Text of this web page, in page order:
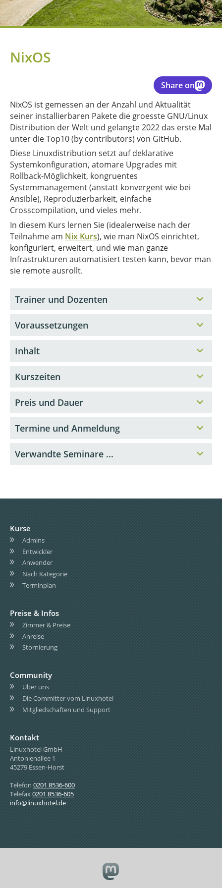
NixOS
Share on
NixOS ist gemessen an der Anzahl und Aktualität
seiner installierbaren Pakete die groesste GNU/Linux
Distribution der Welt und gelangte 2022 das erste Mal
unter die Top10 (by contributors) von GitHub.
Diese Linuxdistribution setzt auf deklarative
Systemkonfiguration, atomare Upgrades mit
Rollback-Möglichkeit, kongruentes
Systemmanagement (anstatt konvergent wie bei
Ansible), Reproduzierbarkeit, einfache
Crosscompilation, und vieles mehr.
In diesem Kurs lernen Sie (idealerweise nach der
Teilnahme am Nix Kurs), wie man NixOS einrichtet,
konfiguriert, erweitert, und wie man ganze
Infrastrukturen automatisiert testen kann, bevor man
sie remote ausrollt.
Trainer und Dozenten
Voraussetzungen
Inhalt
Kurszeiten
Preis und Dauer
Termine und Anmeldung
Verwandte Seminare ...
Kurse
Admins
Entwickler
Anwender
Nach Kategorie
Terminplan
Preise & Infos
Zimmer & Preise
Anreise
Stornierung
Community
Über uns
Die Committer vom Linuxhotel
Mitgliedschaften und Support
Kontakt
Linuxhotel GmbH
Antonienallee 1
45279 Essen-Horst
Telefon 0201 8536-600
Telefax 0201 8536-605
info@linuxhotel.de